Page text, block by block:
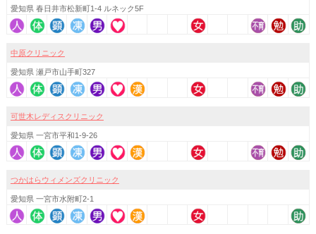
愛知県 春日井市松新町1-4 ルネック5F
中原クリニック
愛知県 瀬戸市山手町327
可世木レディスクリニック
愛知県 一宮市平和1-9-26
つかはらウィメンズクリニック
愛知県 一宮市水附町2-1